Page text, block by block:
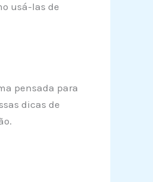
usá-las de
pensada para
dicas de